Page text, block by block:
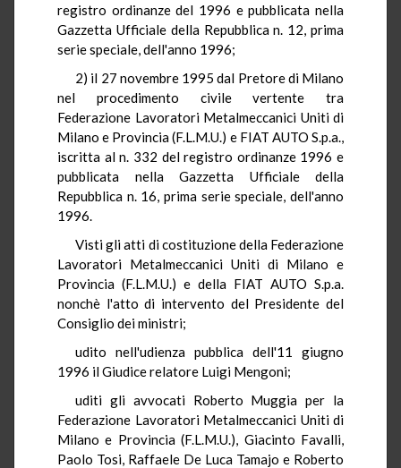
registro ordinanze del 1996 e pubblicata nella
Gazzetta Ufficiale della Repubblica n. 12, prima
serie speciale, dell'anno 1996;
2) il 27 novembre 1995 dal Pretore di Milano
nel procedimento civile vertente tra
Federazione Lavoratori Metalmeccanici Uniti di
Milano e Provincia (F.L.M.U.) e FIAT AUTO S.p.a.,
iscritta al n. 332 del registro ordinanze 1996 e
pubblicata nella Gazzetta Ufficiale della
Repubblica n. 16, prima serie speciale, dell'anno
1996.
Visti gli atti di costituzione della Federazione
Lavoratori Metalmeccanici Uniti di Milano e
Provincia (F.L.M.U.) e della FIAT AUTO S.p.a.
nonchè l'atto di intervento del Presidente del
Consiglio dei ministri;
udito nell'udienza pubblica dell'11 giugno
1996 il Giudice relatore Luigi Mengoni;
uditi gli avvocati Roberto Muggia per la
Federazione Lavoratori Metalmeccanici Uniti di
Milano e Provincia (F.L.M.U.), Giacinto Favalli,
Paolo Tosi, Raffaele De Luca Tamajo e Roberto